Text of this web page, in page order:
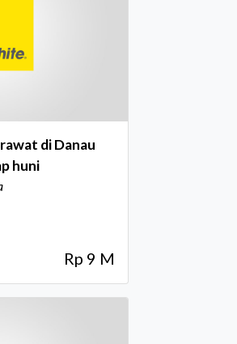
di Danau
huni
Rp 9 M